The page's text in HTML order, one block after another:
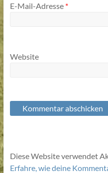
E-Mail-Adresse *
Website
Diese Website verwendet
Erfahre, wie deine